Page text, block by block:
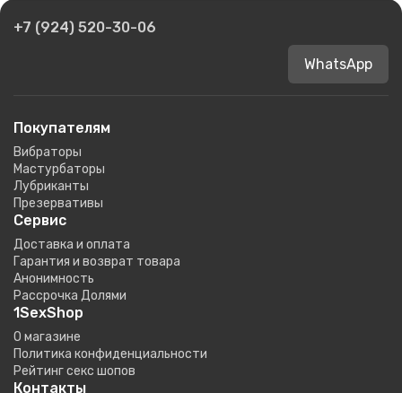
+7 (924) 520-30-06
WhatsApp
Покупателям
Вибраторы
Мастурбаторы
Лубриканты
Презервативы
Сервис
Доставка и оплата
Гарантия и возврат товара
Анонимность
Рассрочка Долями
1SexShop
О магазине
Политика конфиденциальности
Рейтинг секс шопов
Контакты